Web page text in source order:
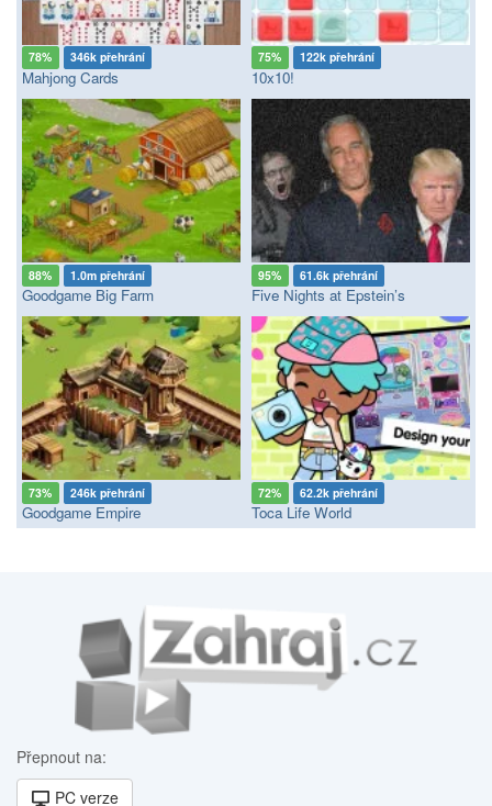
78% 346k přehrání
Mahjong Cards
75% 122k přehrání
10x10!
88% 1.0m přehrání
Goodgame Big Farm
95% 61.6k přehrání
Five Nights at Epstein’s
73% 246k přehrání
Goodgame Empire
72% 62.2k přehrání
Toca Life World
Přepnout na:
PC verze